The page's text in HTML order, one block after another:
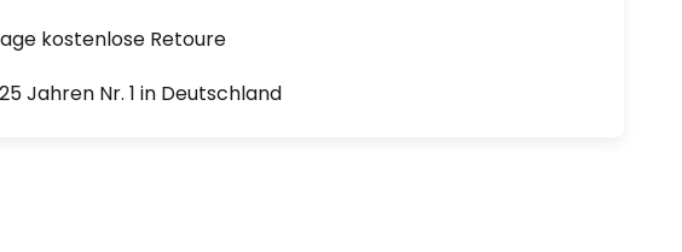
kostenlose Retoure
Jahren Nr. 1 in Deutschland